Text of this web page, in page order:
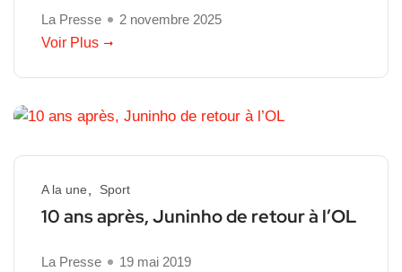
La Presse
2 novembre 2025
Voir Plus
A la une Sport
10 ans après, Juninho de retour à l’OL
La Presse
19 mai 2019